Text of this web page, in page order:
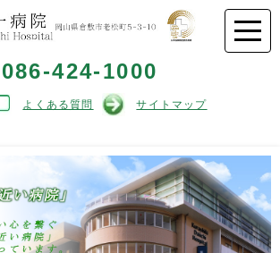
086-424-1000
よくある質問 サイトマップ